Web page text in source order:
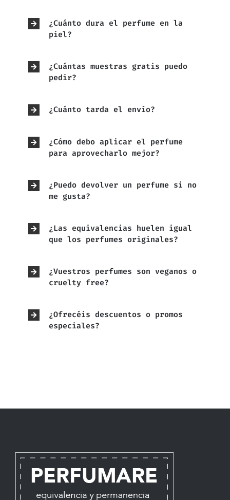
¿Cuánto dura el perfume en la
piel?
¿Cuántas muestras gratis puedo
pedir?
¿Cuánto tarda el envío?
¿Cómo debo aplicar el perfume
para aprovecharlo mejor?
¿Puedo devolver un perfume si no
me gusta?
¿Las equivalencias huelen igual
que los perfumes originales?
¿Vuestros perfumes son veganos o
cruelty free?
¿Ofrecéis descuentos o promos
especiales?